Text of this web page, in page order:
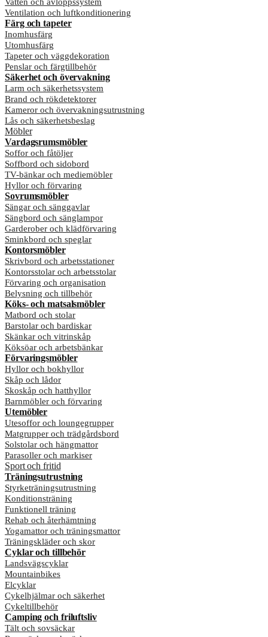
Ventilation och luftkonditionering
Färg och tapeter
Inomhusfärg
Utomhusfärg
Tapeter och väggdekoration
Penslar och färgtillbehör
Säkerhet och övervakning
Larm och säkerhetssystem
Brand och rökdetektorer
Kameror och övervakningsutrustning
Lås och säkerhetsbeslag
Möbler
Vardagsrumsmöbler
Soffor och fåtöljer
Soffbord och sidobord
TV-bänkar och mediemöbler
Hyllor och förvaring
Sovrumsmöbler
Sängar och sänggavlar
Sängbord och sänglampor
Garderober och klädförvaring
Sminkbord och speglar
Kontorsmöbler
Skrivbord och arbetsstationer
Kontorsstolar och arbetsstolar
Förvaring och organisation
Belysning och tillbehör
Köks- och matsalsmöbler
Matbord och stolar
Barstolar och bardiskar
Skänkar och vitrinskåp
Köksöar och arbetsbänkar
Förvaringsmöbler
Hyllor och bokhyllor
Skåp och lådor
Skoskåp och hatthyllor
Barnmöbler och förvaring
Utemöbler
Utesoffor och loungegrupper
Matgrupper och trädgårdsbord
Solstolar och hängmattor
Parasoller och markiser
Sport och fritid
Träningsutrustning
Styrketräningsutrustning
Konditionsträning
Funktionell träning
Rehab och återhämtning
Yogamattor och träningsmattor
Träningskläder och skor
Cyklar och tillbehör
Landsvägscyklar
Mountainbikes
Elcyklar
Cykelhjälmar och säkerhet
Cykeltillbehör
Camping och friluftsliv
Tält och sovsäckar